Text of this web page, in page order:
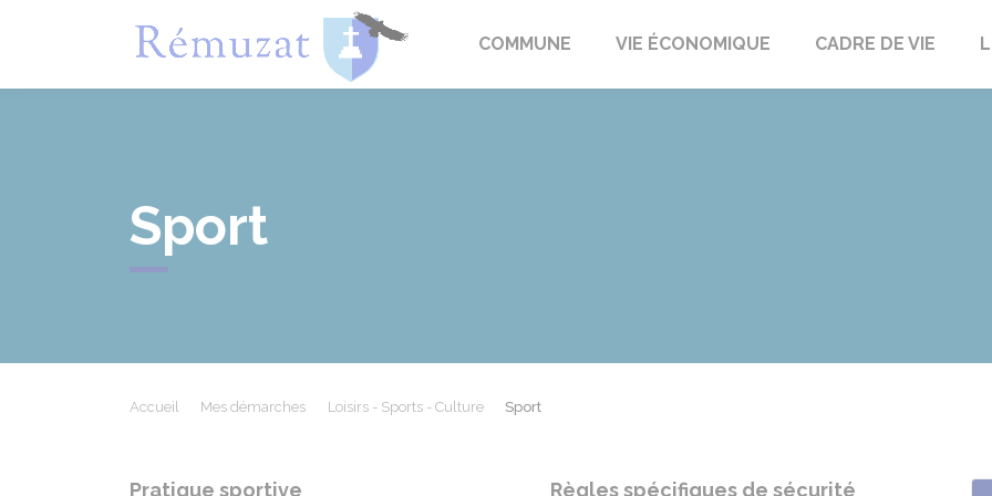
RémuzatCOMMUNE VIE ÉCONOMIQUE CADRE DE VIE
Sport
Accueil Mes démarches Loisirs - Sports - Culture Sport
Pratique sportive Règles spécifiques de sécurité